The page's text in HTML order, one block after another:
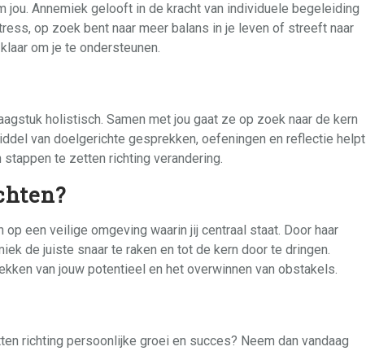
jou. Annemiek gelooft in de kracht van individuele begeleiding
op zoek bent naar meer balans in je leven of streeft naar
om je te ondersteunen.
holistisch. Samen met jou gaat ze op zoek naar de kern
van doelgerichte gesprekken, oefeningen en reflectie helpt
te zetten richting verandering.
op een veilige omgeving waarin jij centraal staat. Door haar
de juiste snaar te raken en tot de kern door te dringen.
van jouw potentieel en het overwinnen van obstakels.
richting persoonlijke groei en succes? Neem dan vandaag